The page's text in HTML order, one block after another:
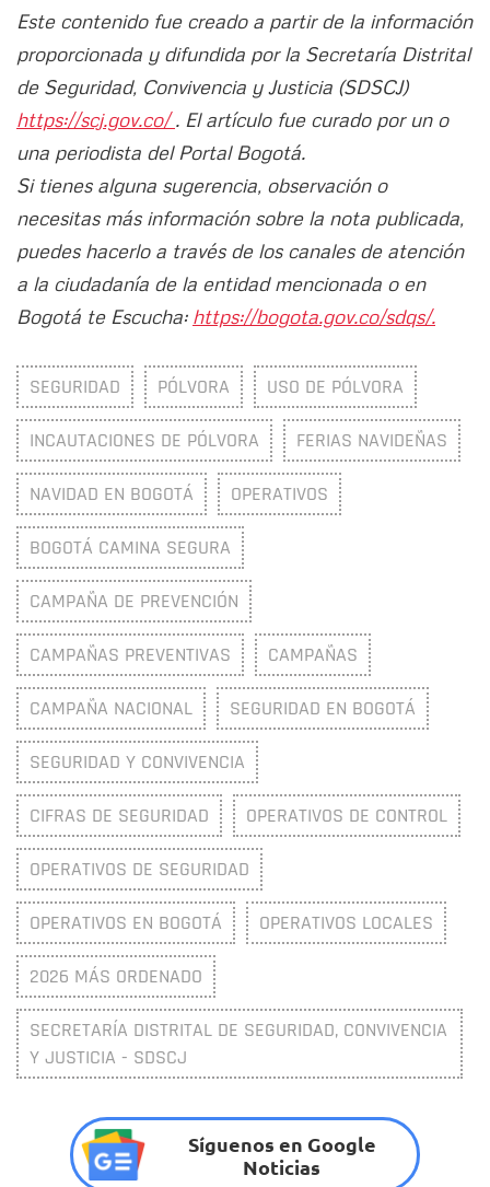
Este contenido fue creado a partir de la información
proporcionada y difundida por la Secretaría Distrital
de Seguridad, Convivencia y Justicia (SDSCJ)
https://scj.gov.co/. El artículo fue curado por un o
una periodista del Portal Bogotá.
Si tienes alguna sugerencia, observación o
necesitas más información sobre la nota publicada,
puedes hacerlo a través de los canales de atención
a la ciudadanía de la entidad mencionada o en
Bogotá te Escucha: https://bogota.gov.co/sdqs/.
SEGURIDAD PÓLVORA USO DE PÓLVORA
INCAUTACIONES DE PÓLVORA FERIAS NAVIDEÑAS
NAVIDAD EN BOGOTÁ OPERATIVOS
BOGOTÁ CAMINA SEGURA
CAMPAÑA DE PREVENCIÓN
CAMPAÑAS PREVENTIVAS CAMPAÑAS
CAMPAÑA NACIONAL SEGURIDAD EN BOGOTÁ
SEGURIDAD Y CONVIVENCIA
CIFRAS DE SEGURIDAD OPERATIVOS DE CONTROL
OPERATIVOS DE SEGURIDAD
OPERATIVOS EN BOGOTÁ OPERATIVOS LOCALES
2026 MÁS ORDENADO
SECRETARÍA DISTRITAL DE SEGURIDAD, CONVIVENCIA
Y JUSTICIA - SDSCJ
Síguenos en Google
Noticias